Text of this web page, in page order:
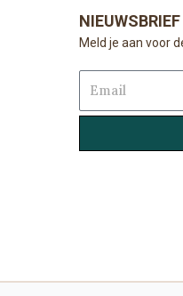
NIEUWSBRIEF
Meld je aan voor
Email